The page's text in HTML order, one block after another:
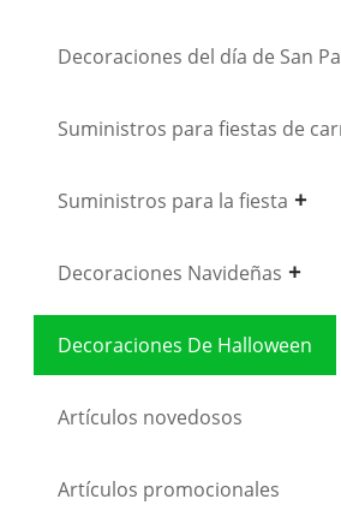
Decoraciones del día de San
Suministros para fiestas de
Suministros para la fiesta
Decoraciones Navideñas
Decoraciones De Halloween
Artículos novedosos
Artículos promocionales